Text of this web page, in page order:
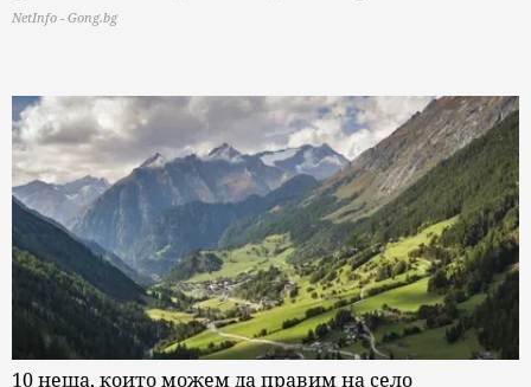
NetInfo - Gong.bg
10 неща, които можем да правим на село